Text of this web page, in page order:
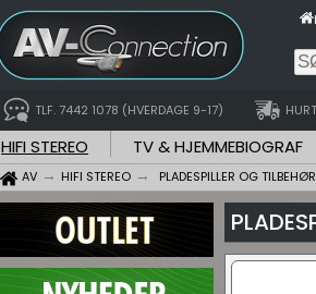
TLF. 7442 1078 (HVERDAGE 9-17)
HIFI STEREO TV & HJEMMEBIOGRAF
AV HIFI STEREO PLADESPILLER OG TILBEHØR